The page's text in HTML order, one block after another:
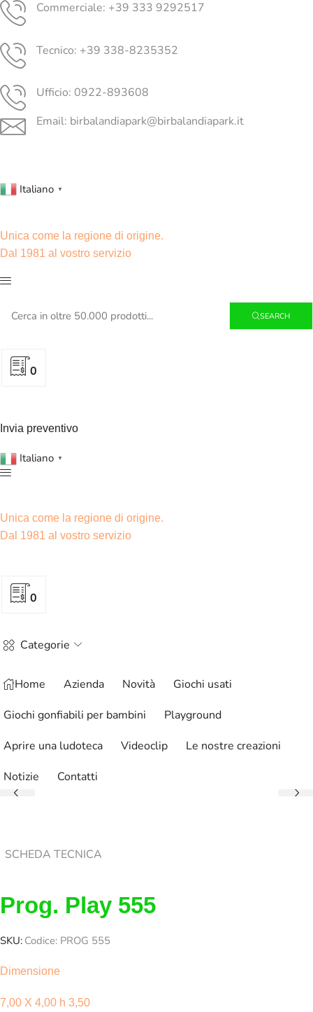
Commerciale: +39 333 9292517
Tecnico: +39 338-8235352
Ufficio: 0922-893608
Email: birbalandiapark@birbalandiapark.it
Italiano ▼
Unica come la regione di origine.
Dal 1981 al vostro servizio
SEARCH
0
Invia preventivo
Italiano ▼
Unica come la regione di origine.
Dal 1981 al vostro servizio
0
Categorie
Home Azienda Novità
Giochi usati
Giochi gonfiabili per bambini
Playground
Aprire una ludoteca
Videoclip
Le nostre creazioni
Notizie
Contatti
SCHEDA TECNICA
Prog. Play 555
SKU: Codice: PROG 555
Dimensione
7,00 X 4,00 h 3,50